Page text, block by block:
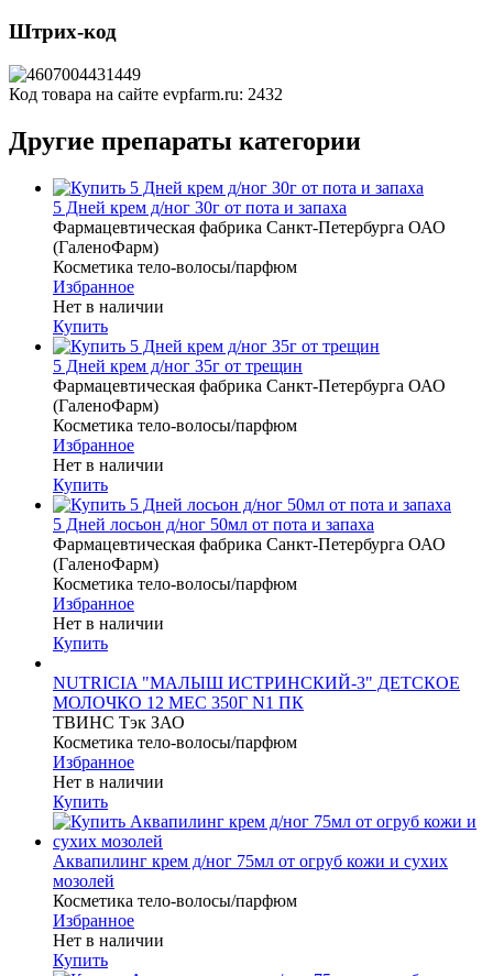
Штрих-код
Код товара на сайте evpfarm.ru: 2432
Другие препараты категории
5 Дней крем д/ног 30г от пота и запаха
Фармацевтическая фабрика Санкт-Петербурга ОАО
(ГаленоФарм)
Косметика тело-волосы/парфюм
Избранное
Нет в наличии
Купить
5 Дней крем д/ног 35г от трещин
Фармацевтическая фабрика Санкт-Петербурга ОАО
(ГаленоФарм)
Косметика тело-волосы/парфюм
Избранное
Нет в наличии
Купить
5 Дней лосьон д/ног 50мл от пота и запаха
Фармацевтическая фабрика Санкт-Петербурга ОАО
(ГаленоФарм)
Косметика тело-волосы/парфюм
Избранное
Нет в наличии
Купить
NUTRICIA "МАЛЫШ ИСТРИНСКИЙ-3" ДЕТСКОЕ
МОЛОЧКО 12 МЕС 350Г N1 ПК
ТВИНС Тэк ЗАО
Косметика тело-волосы/парфюм
Избранное
Нет в наличии
Купить
Аквапилинг крем д/ног 75мл от огруб кожи и сухих
мозолей
Косметика тело-волосы/парфюм
Избранное
Нет в наличии
Купить